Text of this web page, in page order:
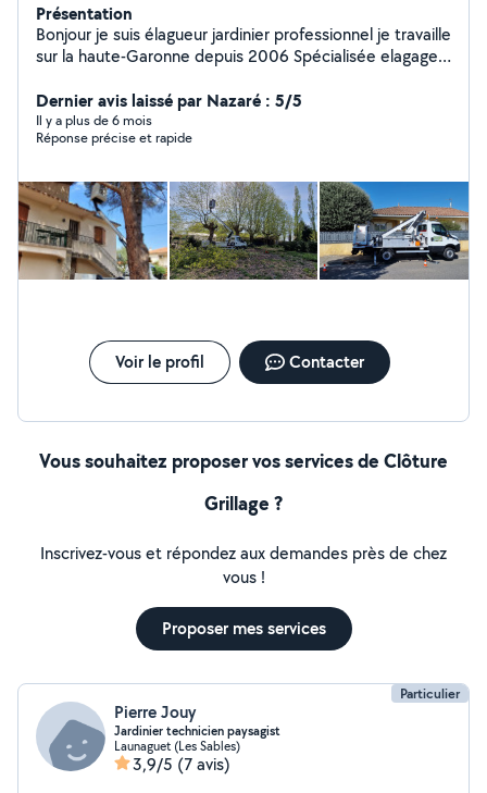
Présentation
Bonjour je suis élagueur jardinier professionnel je travaille
sur la haute-Garonne depuis 2006 Spécialisée elagage
sécurité N'hésitez pas à demander à devis gratuit
Dernier avis laissé par Nazaré : 5/5
Il y a plus de 6 mois
Réponse précise et rapide
Voir le profil Contacter
Vous souhaitez proposer vos services de Clôture
Grillage ?
Inscrivez-vous et répondez aux demandes près de chez
vous !
Proposer mes services
Particulier
Pierre Jouy
Jardinier technicien paysagist
Launaguet (Les Sables)
3,9/5 (7 avis)